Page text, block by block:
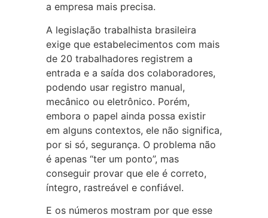
a empresa mais precisa.
A legislação trabalhista brasileira
exige que estabelecimentos com mais
de 20 trabalhadores registrem a
entrada e a saída dos colaboradores,
podendo usar registro manual,
mecânico ou eletrônico. Porém,
embora o papel ainda possa existir
em alguns contextos, ele não significa,
por si só, segurança. O problema não
é apenas “ter um ponto”, mas
conseguir provar que ele é correto,
íntegro, rastreável e confiável.
E os números mostram por que esse